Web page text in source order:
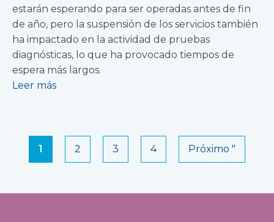
estarán esperando para ser operadas antes de fin
de año, pero la suspensión de los servicios también
ha impactado en la actividad de pruebas
diagnósticas, lo que ha provocado tiempos de
espera más largos.
Leer más
1 2 3 4 Próximo "